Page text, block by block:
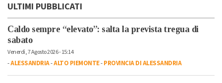
ULTIMI PUBBLICATI
Caldo sempre “elevato”: salta la prevista tregua di
sabato
Venerdì, 7 Agosto 2026 - 15:14
-ALESSANDRIA-ALTO PIEMONTE-PROVINCIA DI ALESSANDRIA